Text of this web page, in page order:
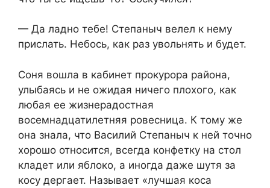
— Да ладно тебе! Степаныч велел к нему
прислать. Небось, как раз увольнять и будет.
Соня вошла в кабинет прокурора района,
улыбаясь и не ожидая ничего плохого, как
любая ее жизнерадостная
восемнадцатилетняя ровесница. К тому же
она знала, что Василий Степаныч к ней точно
хорошо относится, всегда конфетку на стол
кладет или яблоко, а иногда даже шутя за
косу дергает. Называет «лучшая коса